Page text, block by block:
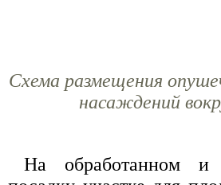
Схема размещения
насаждений
На обработанном и